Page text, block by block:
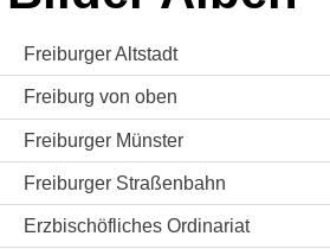
Freiburger Altstadt
Freiburg von oben
Freiburger Münster
Freiburger Straßenbahn
Erzbischöfliches Ordinariat